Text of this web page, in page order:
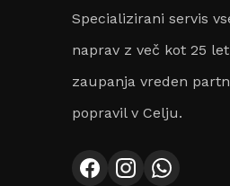
Specializirani servis
naprav z več kot 25
zaupanja vreden
popravil v Celju.